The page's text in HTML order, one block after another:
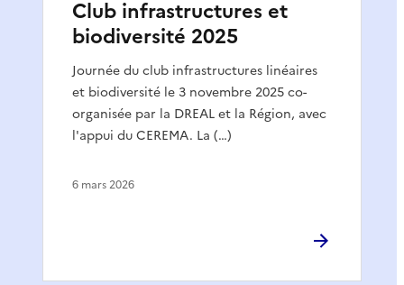
Club infrastructures et
biodiversité 2025
Journée du club infrastructures linéaires
et biodiversité le 3 novembre 2025 co-
organisée par la DREAL et la Région, avec
l'appui du CEREMA. La (…)
6 mars 2026